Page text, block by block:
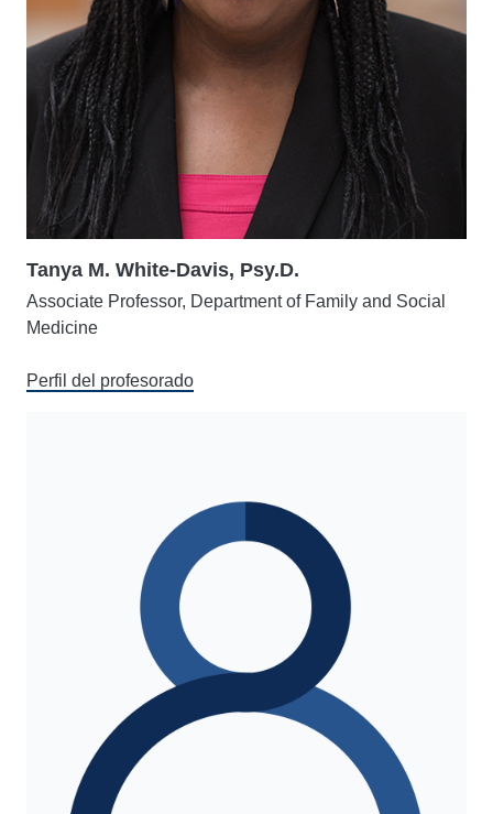
Tanya M. White-Davis, Psy.D.
Associate Professor, Department of Family and Social
Medicine
Perfil del profesorado